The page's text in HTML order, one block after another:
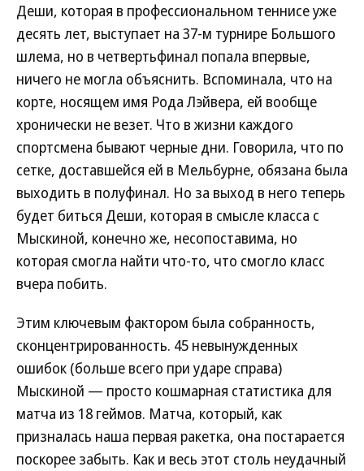
Деши, которая в профессиональном теннисе уже
десять лет, выступает на 37-м турнире Большого
шлема, но в четвертьфинал попала впервые,
ничего не могла объяснить. Вспоминала, что на
корте, носящем имя Рода Лэйвера, ей вообще
хронически не везет. Что в жизни каждого
спортсмена бывают черные дни. Говорила, что по
сетке, доставшейся ей в Мельбурне, обязана была
выходить в полуфинал. Но за выход в него теперь
будет биться Деши, которая в смысле класса с
Мыскиной, конечно же, несопоставима, но
которая смогла найти что-то, что смогло класс
вчера побить.
Этим ключевым фактором была собранность,
сконцентрированность. 45 невынужденных
ошибок (больше всего при ударе справа)
Мыскиной — просто кошмарная статистика для
матча из 18 геймов. Матча, который, как
призналась наша первая ракетка, она постарается
поскорее забыть. Как и весь этот столь неудачный